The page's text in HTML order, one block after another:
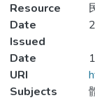
Resource
Date
Issued
Date
URI
Subjects